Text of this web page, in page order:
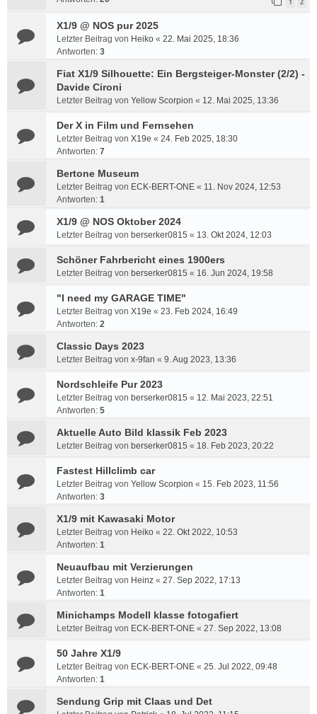
X1/9 @ NOS pur 2025
Letzter Beitrag von Heiko « 22. Mai 2025, 18:36
Antworten: 3
Fiat X1/9 Silhouette: Ein Bergsteiger-Monster (2/2) -
Davide Cironi
Letzter Beitrag von Yellow Scorpion « 12. Mai 2025, 13:36
Der X in Film und Fernsehen
Letzter Beitrag von X19e « 24. Feb 2025, 18:30
Antworten: 7
Bertone Museum
Letzter Beitrag von ECK-BERT-ONE « 11. Nov 2024, 12:53
Antworten: 1
X1/9 @ NOS Oktober 2024
Letzter Beitrag von berserker0815 « 13. Okt 2024, 12:03
Schöner Fahrbericht eines 1900ers
Letzter Beitrag von berserker0815 « 16. Jun 2024, 19:58
"I need my GARAGE TIME"
Letzter Beitrag von X19e « 23. Feb 2024, 16:49
Antworten: 2
Classic Days 2023
Letzter Beitrag von x-9fan « 9. Aug 2023, 13:36
Nordschleife Pur 2023
Letzter Beitrag von berserker0815 « 12. Mai 2023, 22:51
Antworten: 5
Aktuelle Auto Bild klassik Feb 2023
Letzter Beitrag von berserker0815 « 18. Feb 2023, 20:22
Fastest Hillclimb car
Letzter Beitrag von Yellow Scorpion « 15. Feb 2023, 11:56
Antworten: 3
X1/9 mit Kawasaki Motor
Letzter Beitrag von Heiko « 22. Okt 2022, 10:53
Antworten: 1
Neuaufbau mit Verzierungen
Letzter Beitrag von Heinz « 27. Sep 2022, 17:13
Antworten: 1
Minichamps Modell klasse fotogafiert
Letzter Beitrag von ECK-BERT-ONE « 27. Sep 2022, 13:08
50 Jahre X1/9
Letzter Beitrag von ECK-BERT-ONE « 25. Jul 2022, 09:48
Antworten: 1
Sendung Grip mit Claas und Det